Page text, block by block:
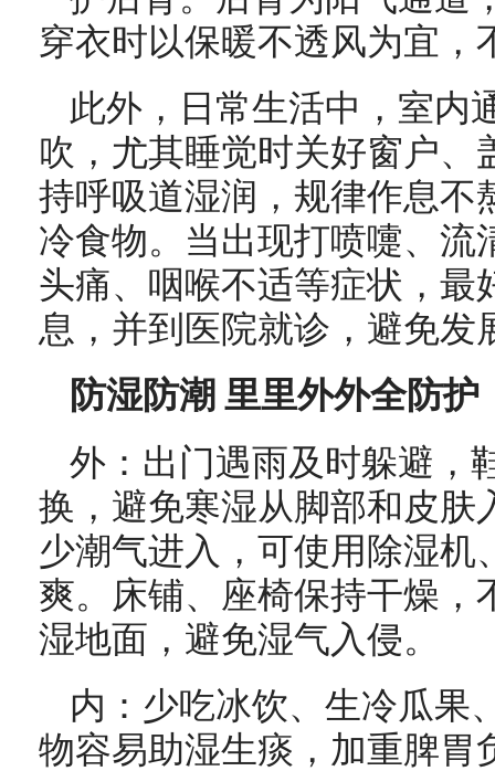
穿衣时以保暖不透风为宜，
此外，日常生活中，室内
吹，尤其睡觉时关好窗户、
持呼吸道湿润，规律作息不
冷食物。当出现打喷嚏、流
头痛、咽喉不适等症状，最
息，并到医院就诊，避免发
防湿防潮 里里外外全防护
外：出门遇雨及时躲避，
换，避免寒湿从脚部和皮肤
少潮气进入，可使用除湿机
爽。床铺、座椅保持干燥，
湿地面，避免湿气入侵。
内：少吃冰饮、生冷瓜果
物容易助湿生痰，加重脾胃